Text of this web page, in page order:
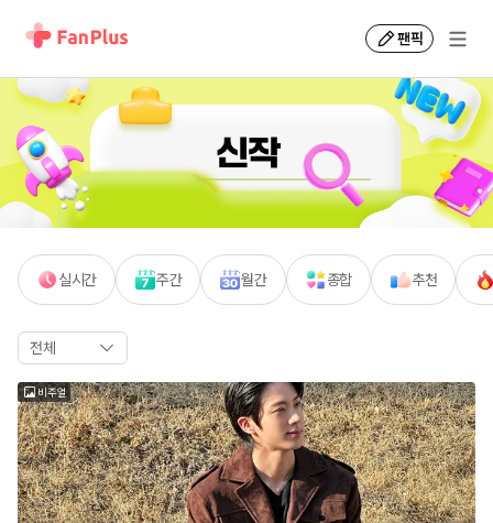
팬픽
팬
플
러
스
신
작
팬
픽
실시간 주간 월간 종합 추천
전체
비주얼